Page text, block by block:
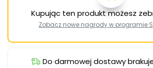
Kupując ten produkt możesz
Zobacz nowe nagrody w programie
Do darmowej dostawy